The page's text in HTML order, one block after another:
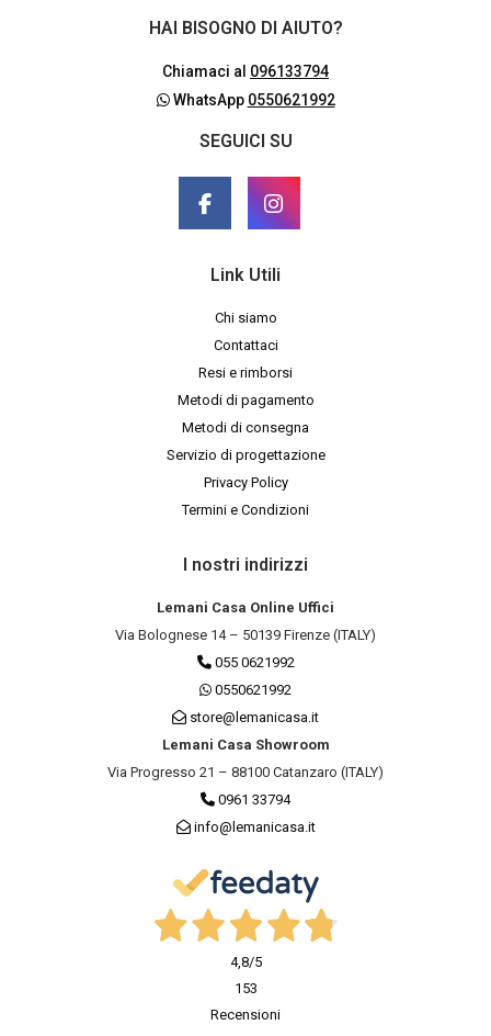
HAI BISOGNO DI AIUTO?
Chiamaci al 096133794
WhatsApp 0550621992
SEGUICI SU
Link Utili
Chi siamo
Contattaci
Resi e rimborsi
Metodi di pagamento
Metodi di consegna
Servizio di progettazione
Privacy Policy
Termini e Condizioni
I nostri indirizzi
Lemani Casa Online Uffici
Via Bolognese 14 – 50139 Firenze (ITALY)
055 0621992
0550621992
store@lemanicasa.it
Lemani Casa Showroom
Via Progresso 21 – 88100 Catanzaro (ITALY)
0961 33794
info@lemanicasa.it
4,8/5
153
Recensioni